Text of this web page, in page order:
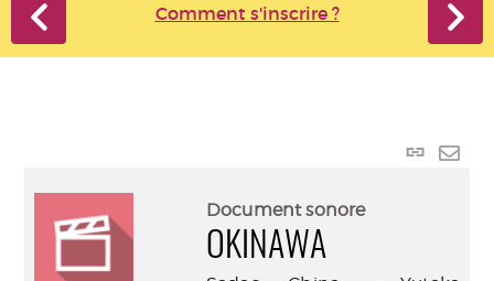
Comment s'inscrire ?
Lien
Document sonore
OKINAWA